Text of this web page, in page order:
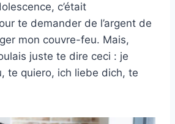
c’était
te demander de l’argent de
mon couvre-feu. Mais,
juste te dire ceci : je
te quiero, ich liebe dich, te